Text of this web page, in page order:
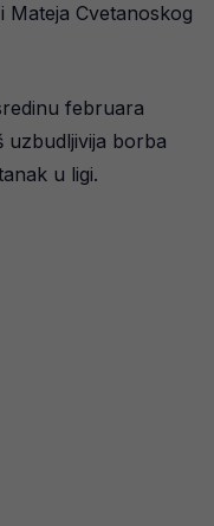
Cvetanoskog
februara
uzbudljivija borba
u ligi.